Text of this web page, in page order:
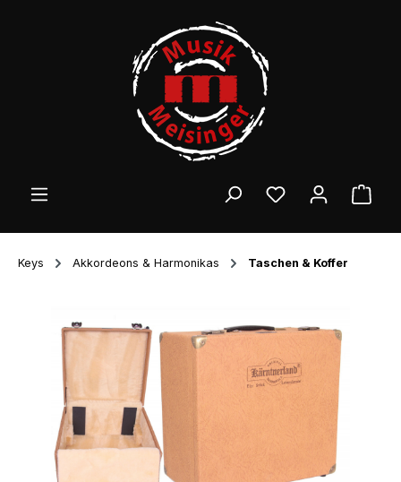
Keys Akkordeons & Harmonikas Taschen & Koffer